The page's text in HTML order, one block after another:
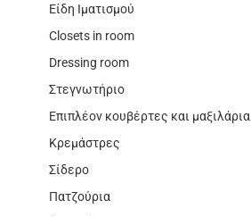
Είδη Ιματισμού
Closets in room
Dressing room
Στεγνωτήριο
Επιπλέον κουβέρτες και μαξιλάρια
Κρεμάστρες
Σίδερο
Πατζούρια